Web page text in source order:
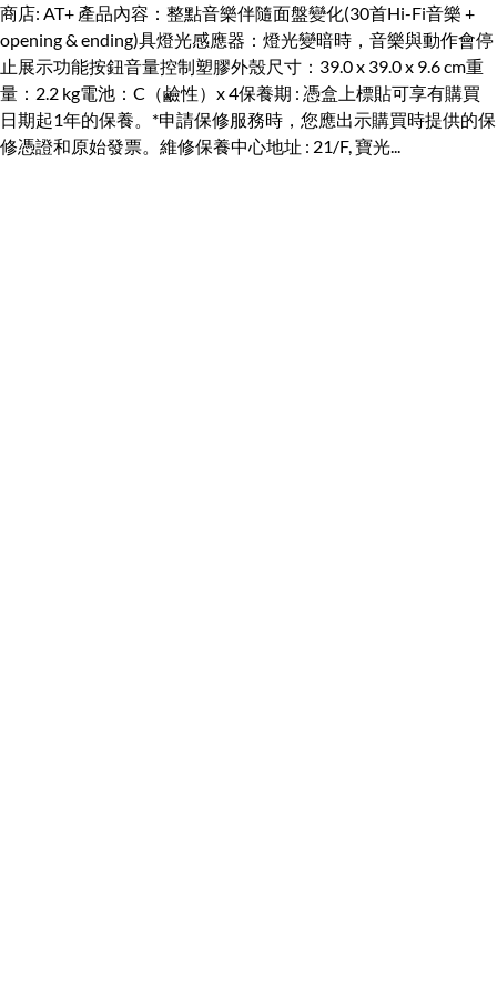
商店: AT+ 產品內容：整點音樂伴隨面盤變化(30首Hi-Fi音樂 +
opening & ending)具燈光感應器：燈光變暗時，音樂與動作會停
止展示功能按鈕音量控制塑膠外殼尺寸：39.0 x 39.0 x 9.6 cm重
量：2.2 kg電池：C（鹼性）x 4保養期 : 憑盒上標貼可享有購買
日期起1年的保養。*申請保修服務時，您應出示購買時提供的保
修憑證和原始發票。維修保養中心地址 : 21/F, 寶光...